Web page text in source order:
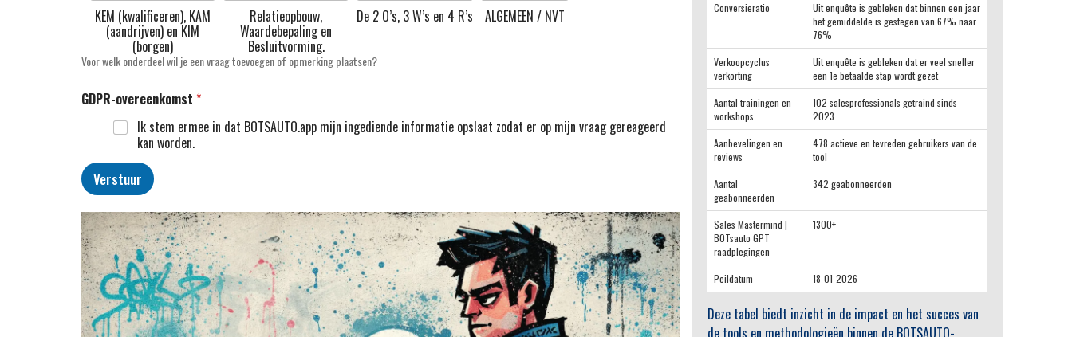
KEM (kwalificeren), KAM
(aandrijven) en KIM
(borgen)
Relatieopbouw,
Waardebepaling en
Besluitvorming.
De 2 O’s, 3 W’s en 4 R’s ALGEMEEN / NVT
Voor welk onderdeel wil je een vraag toevoegen of opmerking plaatsen?
GDPR-overeenkomst *
Ik stem ermee in dat BOTSAUTO.app mijn ingediende informatie opslaat zodat er op mijn vraag gereageerd
kan worden.
Verstuur
Conversieratio
Uit enquête is gebleken dat binnen een jaar
het gemiddelde is gestegen van 67% naar
76%
Verkoopcyclus
verkorting
Uit enquête is gebleken dat er veel sneller
een 1e betaalde stap wordt gezet
Aantal trainingen en
workshops
102 salesprofessionals getraind sinds
2023
Aanbevelingen en
reviews
478 actieve en tevreden gebruikers van de
tool
Aantal
geabonneerden
342 geabonneerden
Sales Mastermind |
BOTsauto GPT
raadplegingen
1300+
Peildatum 18-01-2026
Deze tabel biedt inzicht in de impact en het succes van
de tools en methodologieën binnen de BOTSAUTO-